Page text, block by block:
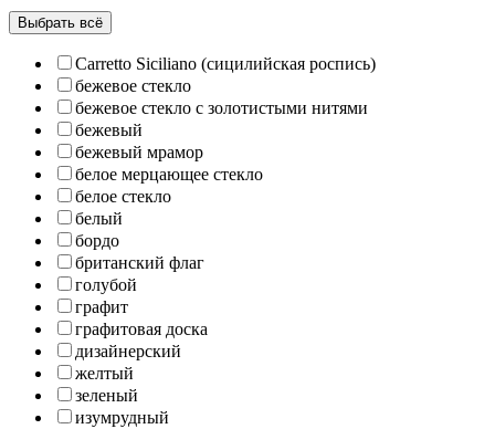
Выбрать всё
Carretto Siciliano (сицилийская роспись)
бежевое стекло
бежевое стекло с золотистыми нитями
бежевый
бежевый мрамор
белое мерцающее стекло
белое стекло
белый
бордо
британский флаг
голубой
графит
графитовая доска
дизайнерский
желтый
зеленый
изумрудный